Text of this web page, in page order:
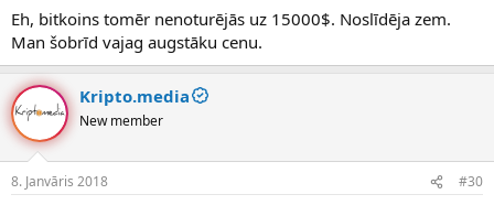
Eh, bitkoins tomēr nenoturējās uz 15000$. Noslīdēja zem.
Man šobrīd vajag augstāku cenu.
Kripto.media
New member
8. Janvāris 2018 #30